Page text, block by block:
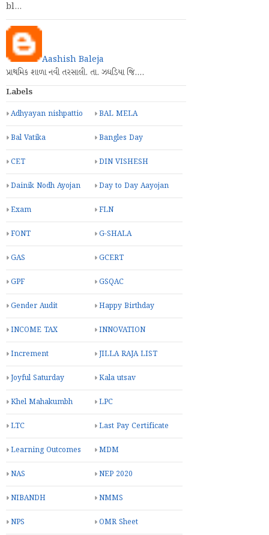
bl…
Aashish Baleja
પ્રાથમિક શાળા નવી તરસાલી. તા. ઝઘડિયા જિ.…
Labels
Adhyayan nishpattio BAL MELA
Bal Vatika Bangles Day
CET DIN VISHESH
Dainik Nodh Ayojan Day to Day Aayojan
Exam FLN
FONT G-SHALA
GAS GCERT
GPF GSQAC
Gender Audit Happy Birthday
INCOME TAX INNOVATION
Increment JILLA RAJA LIST
Joyful Saturday Kala utsav
Khel Mahakumbh LPC
LTC Last Pay Certificate
Learning Outcomes MDM
NAS NEP 2020
NIBANDH NMMS
NPS OMR Sheet